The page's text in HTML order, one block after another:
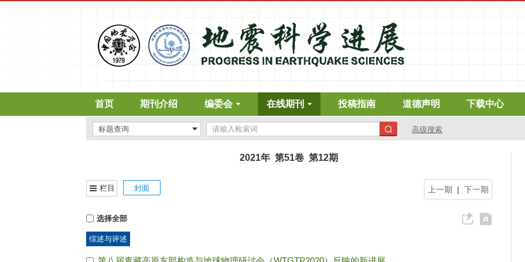
首页 期刊介绍 编委会 在线期刊 投稿指南 道德声明 下载中心
高级搜索
2021年 第51卷 第12期
上一期 | 下一期
栏目 封面
选择全部
综述与评述